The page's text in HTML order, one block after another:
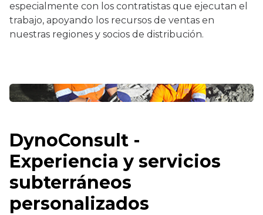
especialmente con los contratistas que ejecutan el
trabajo, apoyando los recursos de ventas en
nuestras regiones y socios de distribución.
DynoConsult -
Experiencia y servicios
subterráneos
personalizados